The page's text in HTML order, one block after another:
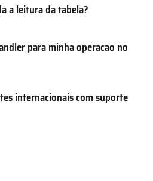
a leitura da tabela?
para minha operacao no
internacionais com suporte